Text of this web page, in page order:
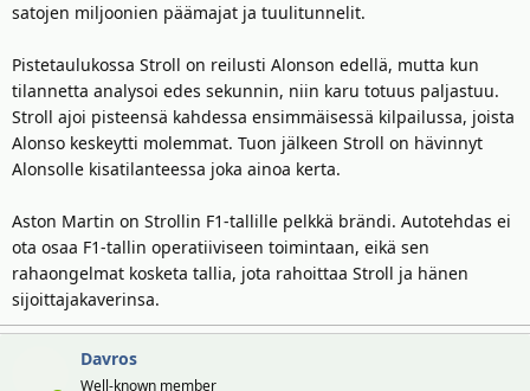
satojen miljoonien päämajat ja tuulitunnelit.
Pistetaulukossa Stroll on reilusti Alonson edellä, mutta kun
tilannetta analysoi edes sekunnin, niin karu totuus paljastuu.
Stroll ajoi pisteensä kahdessa ensimmäisessä kilpailussa, joista
Alonso keskeytti molemmat. Tuon jälkeen Stroll on hävinnyt
Alonsolle kisatilanteessa joka ainoa kerta.
Aston Martin on Strollin F1-tallille pelkkä brändi. Autotehdas ei
ota osaa F1-tallin operatiiviseen toimintaan, eikä sen
rahaongelmat kosketa tallia, jota rahoittaa Stroll ja hänen
sijoittajakaverinsa.
Davros
Well-known member